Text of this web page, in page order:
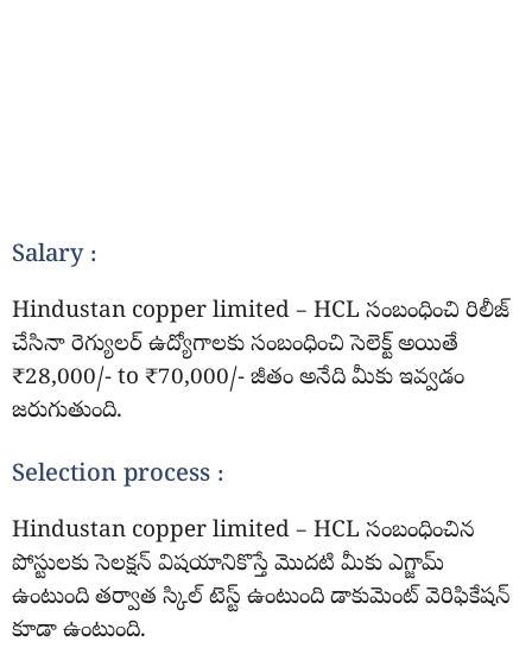
Salary :
Hindustan copper limited – HCL సంబంధించి రిలీజ్
చేసినా రెగ్యులర్ ఉద్యోగాలకు సంబంధించి సెలెక్ట్ అయితే
₹28,000/- to ₹70,000/- జీతం అనేది మీకు ఇవ్వడం
జరుగుతుంది.
Selection process :
Hindustan copper limited – HCL సంబంధించిన
పోస్టులకు సెలక్షన్ విషయానికొస్తే మొదటి మీకు ఎగ్జామ్
ఉంటుంది తర్వాత స్కిల్ టెస్ట్ ఉంటుంది డాకుమెంట్ వెరిఫికేషన్
కూడా ఉంటుంది.